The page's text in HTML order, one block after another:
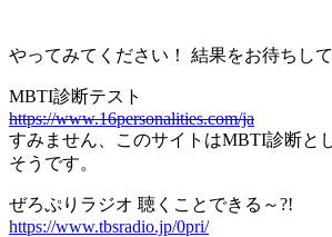
やってみてください！ 結果をお待ちして
MBTI診断テスト
https://www.16personalities.com/ja
すみません、このサイトはMBTI診断と
そうです。
ぜろぷりラジオ 聴くことできる～?!
https://www.tbsradio.jp/0pri/